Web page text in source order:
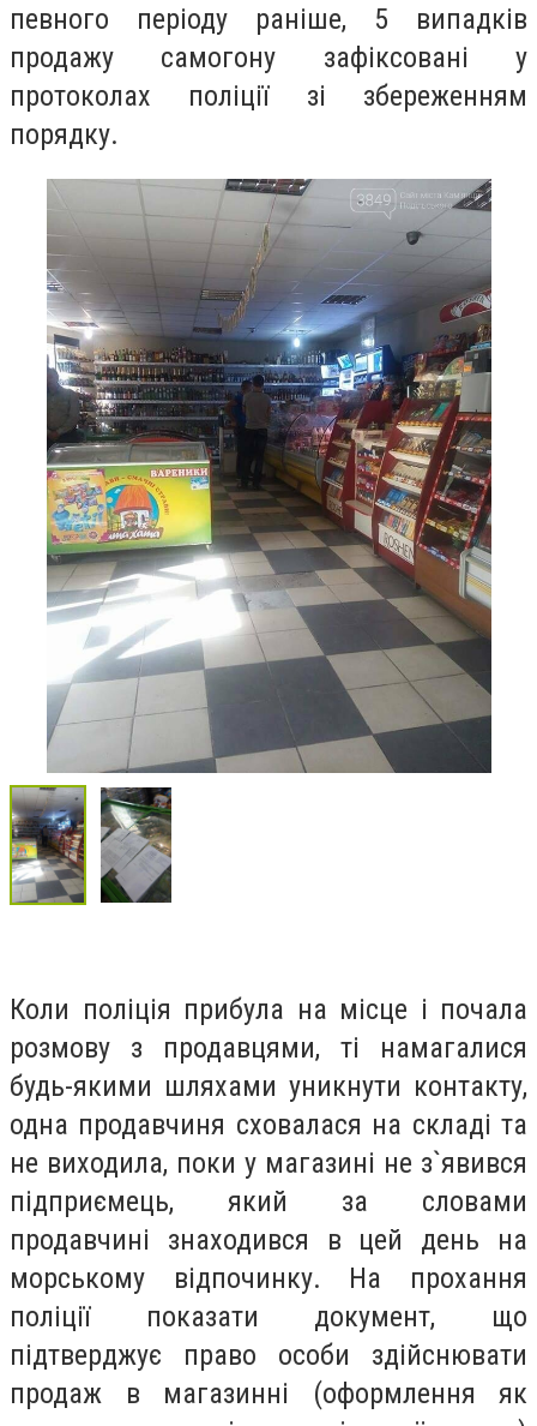
певного періоду раніше, 5 випадків
продажу самогону зафіксовані у
протоколах поліції зі збереженням
порядку.
Коли поліція прибула на місце і почала
розмову з продавцями, ті намагалися
будь-якими шляхами уникнути контакту,
одна продавчиня сховалася на складі та
не виходила, поки у магазині не з`явився
підприємець, який за словами
продавчині знаходився в цей день на
морському відпочинку. На прохання
поліції показати документ, що
підтверджує право особи здійснювати
продаж в магазинні (оформлення як